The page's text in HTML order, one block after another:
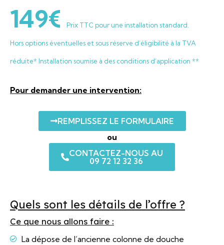
149€ Prix TTC pour une installation standard.
Hors options éventuelles et sous réserve d’éligibilité à la TVA
réduite* Installation soumise à des conditions d’application **
Pour demander une intervention:
REMPLISSEZ LE FORMULAIRE
ou
CONTACTEZ-NOUS AU
09 72 12 32 36
Quels sont les détails de l’offre ?
Ce que nous allons faire :
La dépose de l’ancienne colonne de douche